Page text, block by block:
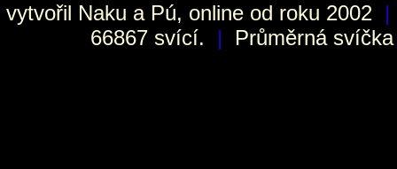
vytvořil Naku a Pú, online od roku 2002 |
66867 svící.
| Průměrná